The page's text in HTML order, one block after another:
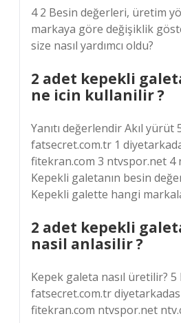
4 2 Besin değerleri, üretim
markaya göre değişiklik
size nasıl yardımcı oldu?
2 adet kepekli
ne icin kullanilir ?
Yanıtı değerlendir Akıl yürüt
fatsecret.com.tr 1
fitekran.com 3 ntvspor.net 4
Kepekli galetanın besin
Kepekli galette hangi
2 adet kepekli
nasil anlasilir ?
Kepek galeta nasıl üretilir?
fatsecret.com.tr
fitekran.com ntvspor.net